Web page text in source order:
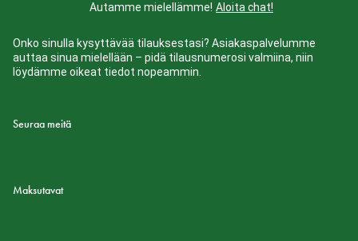
Autamme mielellämme! Aloita chat!
Onko sinulla kysyttävää tilauksestasi? Asiakaspalvelumme
auttaa sinua mielellään – pidä tilausnumerosi valmiina, niin
löydämme oikeat tiedot nopeammin.
Seuraa meitä
Maksutavat